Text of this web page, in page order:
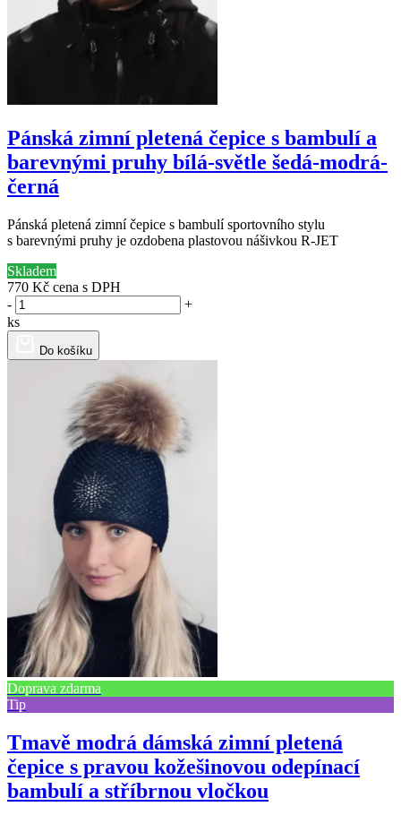
Pánská zimní pletená čepice s bambulí a
barevnými pruhy bílá-světle šedá-modrá-
černá
Pánská pletená zimní čepice s bambulí sportovního stylu
s barevnými pruhy je ozdobena plastovou nášivkou R-JET
Skladem
770 Kč cena s DPH
-
+
ks
Do košíku
Doprava zdarma
Tip
Tmavě modrá dámská zimní pletená
čepice s pravou kožešinovou odepínací
bambulí a stříbrnou vločkou